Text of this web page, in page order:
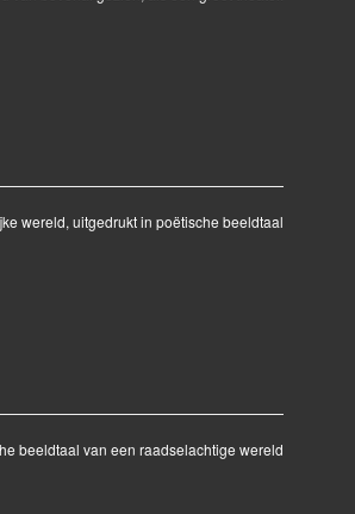
wereld, uitgedrukt in poëtische beeldtaal
beeldtaal van een raadselachtige wereld